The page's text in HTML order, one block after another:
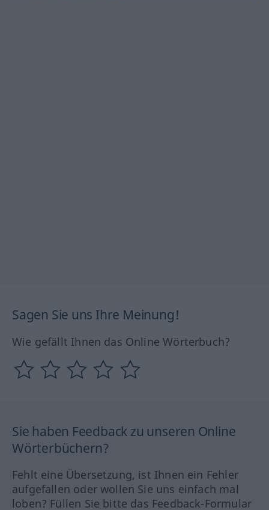
Sagen Sie uns Ihre Meinung!
Wie gefällt Ihnen das Online Wörterbuch?
Sie haben Feedback zu unseren Online
Wörterbüchern?
Fehlt eine Übersetzung, ist Ihnen ein Fehler
aufgefallen oder wollen Sie uns einfach mal
loben? Füllen Sie bitte das Feedback-Formular